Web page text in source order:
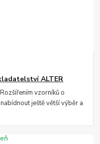
ALTER
vzorníků o
ještě větší výběr a